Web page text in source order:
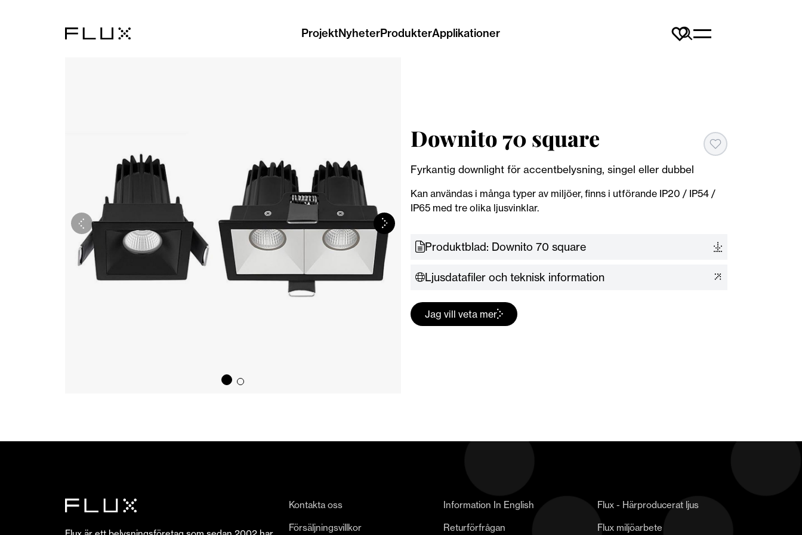
ProjektNyheterProdukterApplikationer
Downito 70 square
Fyrkantig downlight för accentbelysning, singel eller dubbel
Kan användas i många typer av miljöer, finns i utförande IP20 / IP54 /
IP65 med tre olika ljusvinklar.
Produktblad: Downito 70 square
Ljusdatafiler och teknisk information
Jag vill veta mer
Kontakta oss Information In English
Flux - Härproducerat ljus
Försäljningsvillkor
Returförfrågan Flux miljöarbete